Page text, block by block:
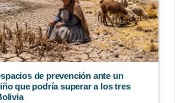
de prevención ante un
que podría superar a los tres